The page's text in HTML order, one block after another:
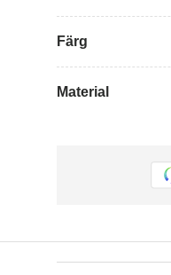
Färg
Material